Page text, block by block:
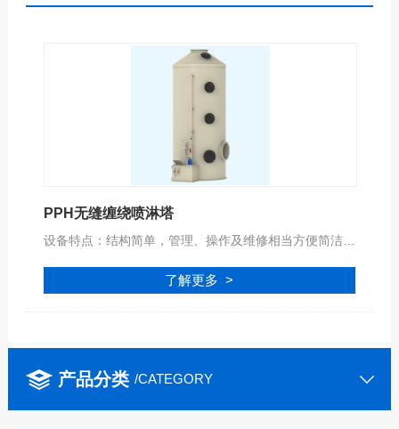
PPH无缝缠绕喷淋塔
设备特点：结构简单，管理、操作及维修相当方便简洁；适用范围广，可同时净化多种废气;压降较低，操作方便，且具有很好的废气处理性能；
了解更多 >
产品分类 /CATEGORY